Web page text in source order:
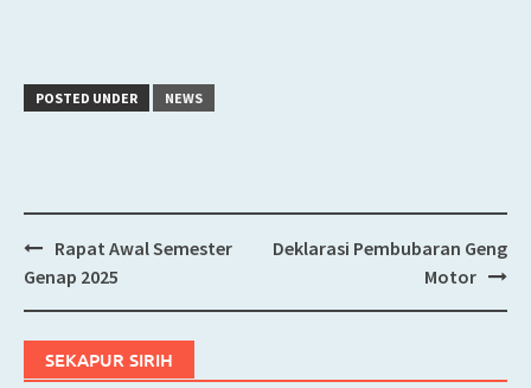
POSTED UNDER NEWS
Post
navigation
Rapat Awal Semester
Genap 2025
Deklarasi Pembubaran Geng
Motor
SEKAPUR SIRIH